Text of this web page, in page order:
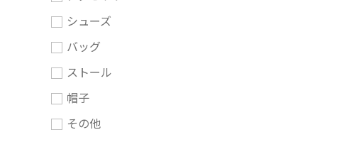
シューズ
バッグ
ストール
帽子
その他